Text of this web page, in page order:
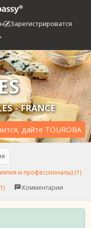
Зарегистрироватся
- FRANCE
дайте TOUROBA
и профессионалы) (1)
Комментарии